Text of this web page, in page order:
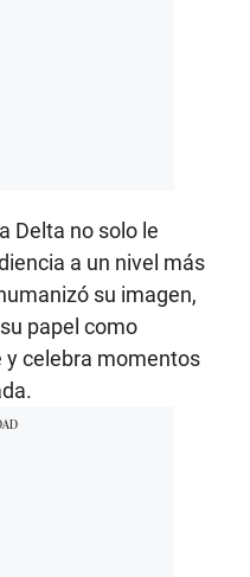
Delta no solo le
a un nivel más
su imagen,
papel como
celebra momentos